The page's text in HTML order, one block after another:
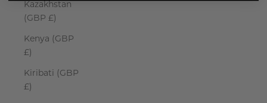
Kazakhstan
(GBP £)
Kenya (GBP
£)
Kiribati (GBP
£)